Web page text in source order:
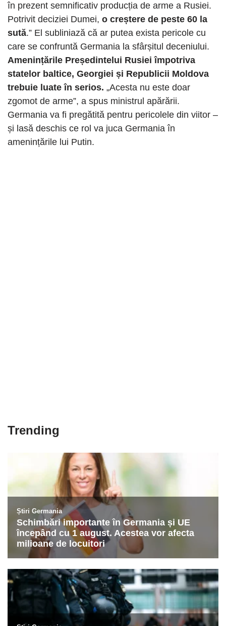
în prezent semnificativ producția de arme a Rusiei.
Potrivit deciziei Dumei, o creștere de peste 60 la
sută.” El subliniază că ar putea exista pericole cu
care se confruntă Germania la sfârșitul deceniului.
Amenințările Președintelui Rusiei împotriva
statelor baltice, Georgiei și Republicii Moldova
trebuie luate în serios. „Acesta nu este doar
zgomot de arme”, a spus ministrul apărării.
Germania va fi pregătită pentru pericolele din viitor –
și lasă deschis ce rol va juca Germania în
amenințările lui Putin.
Trending